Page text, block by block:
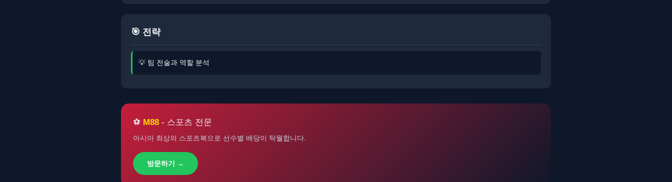
🎯 전략
💡 팀 전술과 역할 분석
⚽ M88 - 스포츠 전문
아시아 최상의 스포츠북으로 선수별 배당이 탁월합니다.
방문하기 →